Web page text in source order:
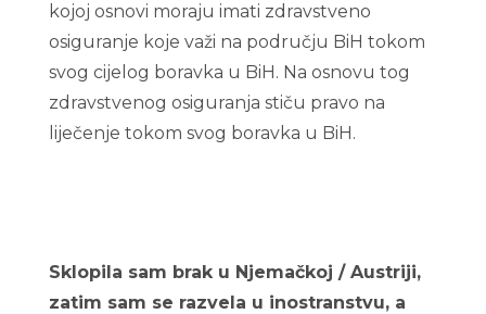
kojoj osnovi moraju imati zdravstveno
osiguranje koje važi na području BiH tokom
svog cijelog boravka u BiH. Na osnovu tog
zdravstvenog osiguranja stiču pravo na
liječenje tokom svog boravka u BiH.
Sklopila sam brak u Njemačkoj / Austriji,
zatim sam se razvela u inostranstvu, a